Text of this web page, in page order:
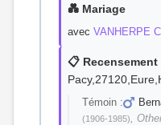
💑 Mariage
avec VANHERPE
📋 Recensement
Témoin :
(1906-1985),